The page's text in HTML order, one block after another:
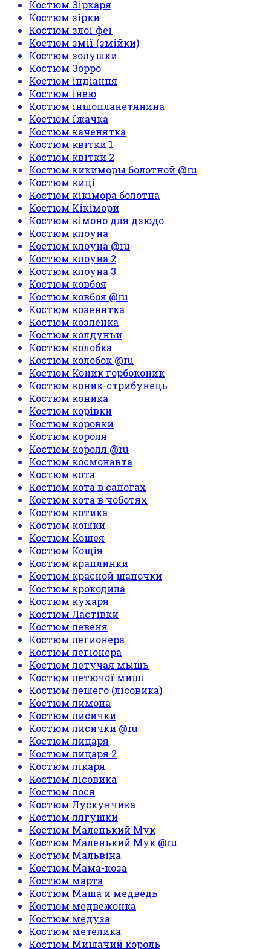
Костюм Зіркаря
Костюм зірки
Костюм злої феї
Костюм змії (змійки)
Костюм золушки
Костюм Зорро
Костюм індіанця
Костюм інею
Костюм іншопланетянина
Костюм їжачка
Костюм каченятка
Костюм квітки 1
Костюм квітки 2
Костюм кикиморы болотной @ru
Костюм киці
Костюм кікімора болотна
Костюм Кікімори
Костюм кімоно для дзюдо
Костюм клоуна
Костюм клоуна @ru
Костюм клоуна 2
Костюм клоуна 3
Костюм ковбоя
Костюм ковбоя @ru
Костюм козенятка
Костюм козленка
Костюм колдуньи
Костюм колобка
Костюм колобок @ru
Костюм Коник горбоконик
Костюм коник-стрибунець
Костюм коника
Костюм корівки
Костюм коровки
Костюм короля
Костюм короля @ru
Костюм космонавта
Костюм кота
Костюм кота в сапогах
Костюм кота в чоботях
Костюм котика
Костюм кошки
Костюм Кощея
Костюм Кощія
Костюм краплинки
Костюм красной шапочки
Костюм крокодила
Костюм кухаря
Костюм Ластівки
Костюм левеня
Костюм легионера
Костюм легіонера
Костюм летучая мышь
Костюм летючої миші
Костюм лешего (лісовика)
Костюм лимона
Костюм лисички
Костюм лисички @ru
Костюм лицаря
Костюм лицаря 2
Костюм лікаря
Костюм лісовика
Костюм лося
Костюм Лускунчика
Костюм лягушки
Костюм Маленький Мук
Костюм Маленький Мук @ru
Костюм Мальвіна
Костюм Мама-коза
Костюм марта
Костюм Маша и медведь
Костюм медвежонка
Костюм медуза
Костюм метелика
Костюм Мишачий король